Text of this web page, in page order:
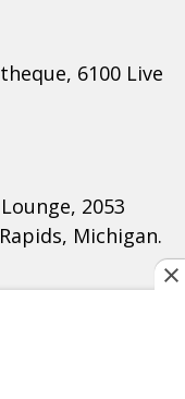
6100 Live
2053
Michigan.